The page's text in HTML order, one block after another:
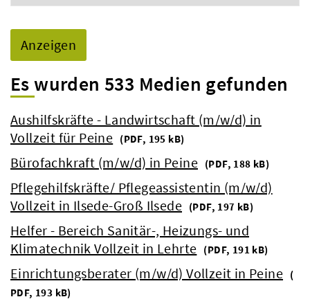
Es wurden 533 Medien gefunden
Aushilfskräfte - Landwirtschaft (m/w/d) in
Vollzeit für Peine (PDF, 195 kB)
Bürofachkraft (m/w/d) in Peine (PDF, 188 kB)
Pflegehilfskräfte/ Pflegeassistentin (m/w/d)
Vollzeit in Ilsede-Groß Ilsede (PDF, 197 kB)
Helfer - Bereich Sanitär-, Heizungs- und
Klimatechnik Vollzeit in Lehrte (PDF, 191 kB)
Einrichtungsberater (m/w/d) Vollzeit in Peine (
PDF, 193 kB)